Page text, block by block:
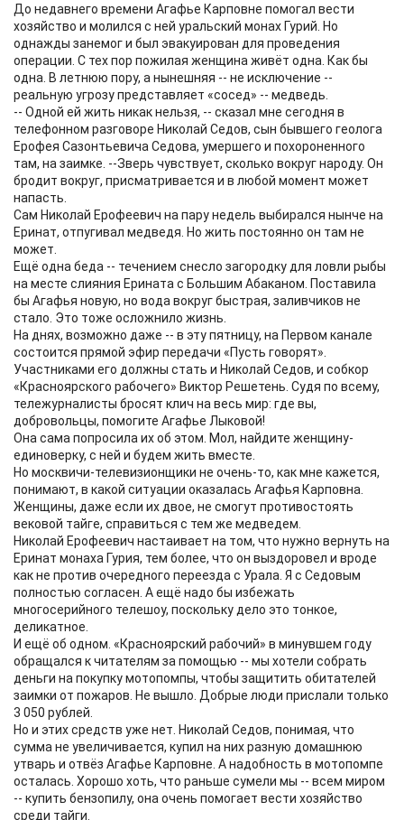
До недавнего времени Агафье Карповне помогал вести
хозяйство и молился с ней уральский монах Гурий. Но
однажды занемог и был эвакуирован для проведения
операции. С тех пор пожилая женщина живёт одна. Как бы
одна. В летнюю пору, а нынешняя -- не исключение --
реальную угрозу представляет «сосед» -- медведь.
-- Одной ей жить никак нельзя, -- сказал мне сегодня в
телефонном разговоре Николай Седов, сын бывшего геолога
Ерофея Сазонтьевича Седова, умершего и похороненного
там, на заимке. --Зверь чувствует, сколько вокруг народу. Он
бродит вокруг, присматривается и в любой момент может
напасть.
Сам Николай Ерофеевич на пару недель выбирался нынче на
Еринат, отпугивал медведя. Но жить постоянно он там не
может.
Ещё одна беда -- течением снесло загородку для ловли рыбы
на месте слияния Ерината с Большим Абаканом. Поставила
бы Агафья новую, но вода вокруг быстрая, заливчиков не
стало. Это тоже осложнило жизнь.
На днях, возможно даже -- в эту пятницу, на Первом канале
состоится прямой эфир передачи «Пусть говорят».
Участниками его должны стать и Николай Седов, и собкор
«Красноярского рабочего» Виктор Решетень. Судя по всему,
тележурналисты бросят клич на весь мир: где вы,
добровольцы, помогите Агафье Лыковой!
Она сама попросила их об этом. Мол, найдите женщину-
единоверку, с ней и будем жить вместе.
Но москвичи-телевизионщики не очень-то, как мне кажется,
понимают, в какой ситуации оказалась Агафья Карповна.
Женщины, даже если их двое, не смогут противостоять
вековой тайге, справиться с тем же медведем.
Николай Ерофеевич настаивает на том, что нужно вернуть на
Еринат монаха Гурия, тем более, что он выздоровел и вроде
как не против очередного переезда с Урала. Я с Седовым
полностью согласен. А ещё надо бы избежать
многосерийного телешоу, поскольку дело это тонкое,
деликатное.
И ещё об одном. «Красноярский рабочий» в минувшем году
обращался к читателям за помощью -- мы хотели собрать
деньги на покупку мотопомпы, чтобы защитить обитателей
заимки от пожаров. Не вышло. Добрые люди прислали только
3 050 рублей.
Но и этих средств уже нет. Николай Седов, понимая, что
сумма не увеличивается, купил на них разную домашнюю
утварь и отвёз Агафье Карповне. А надобность в мотопомпе
осталась. Хорошо хоть, что раньше сумели мы -- всем миром
-- купить бензопилу, она очень помогает вести хозяйство
среди тайги.